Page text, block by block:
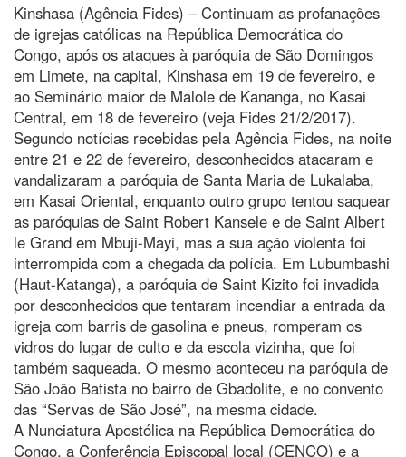
Kinshasa (Agência Fides) – Continuam as profanações
de igrejas católicas na República Democrática do
Congo, após os ataques à paróquia de São Domingos
em Limete, na capital, Kinshasa em 19 de fevereiro, e
ao Seminário maior de Malole de Kananga, no Kasai
Central, em 18 de fevereiro (veja Fides 21/2/2017).
Segundo notícias recebidas pela Agência Fides, na noite
entre 21 e 22 de fevereiro, desconhecidos atacaram e
vandalizaram a paróquia de Santa Maria de Lukalaba,
em Kasai Oriental, enquanto outro grupo tentou saquear
as paróquias de Saint Robert Kansele e de Saint Albert
le Grand em Mbuji-Mayi, mas a sua ação violenta foi
interrompida com a chegada da polícia. Em Lubumbashi
(Haut-Katanga), a paróquia de Saint Kizito foi invadida
por desconhecidos que tentaram incendiar a entrada da
igreja com barris de gasolina e pneus, romperam os
vidros do lugar de culto e da escola vizinha, que foi
também saqueada. O mesmo aconteceu na paróquia de
São João Batista no bairro de Gbadolite, e no convento
das “Servas de São José”, na mesma cidade.
A Nunciatura Apostólica na República Democrática do
Congo, a Conferência Episcopal local (CENCO) e a